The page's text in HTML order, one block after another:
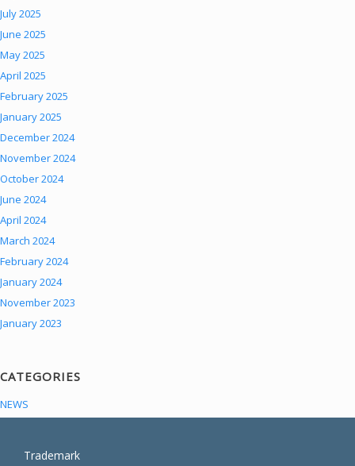
July 2025
June 2025
May 2025
April 2025
February 2025
January 2025
December 2024
November 2024
October 2024
June 2024
April 2024
March 2024
February 2024
January 2024
November 2023
January 2023
CATEGORIES
NEWS
Trademark